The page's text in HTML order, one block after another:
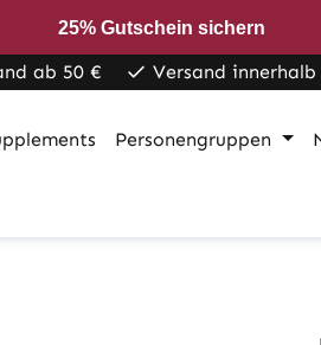
25% Gutschein sichern
ab 50 € Versand innerhalb
Personengruppen